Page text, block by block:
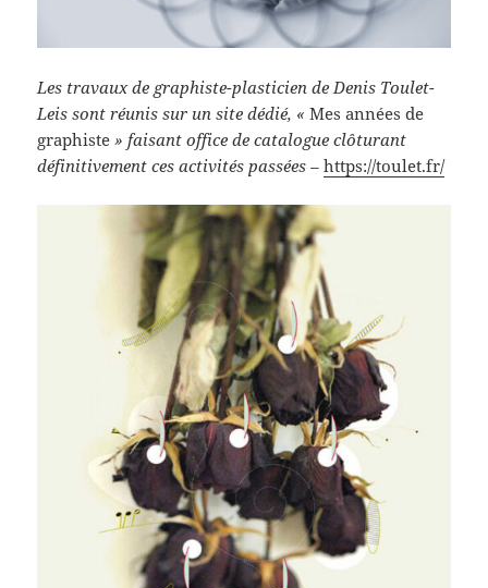
Les travaux de graphiste-plasticien de Denis Toulet-
Leis sont réunis sur un site dédié, «Mes années de
graphiste» faisant office de catalogue clôturant
définitivement ces activités passées –https://toulet.fr/